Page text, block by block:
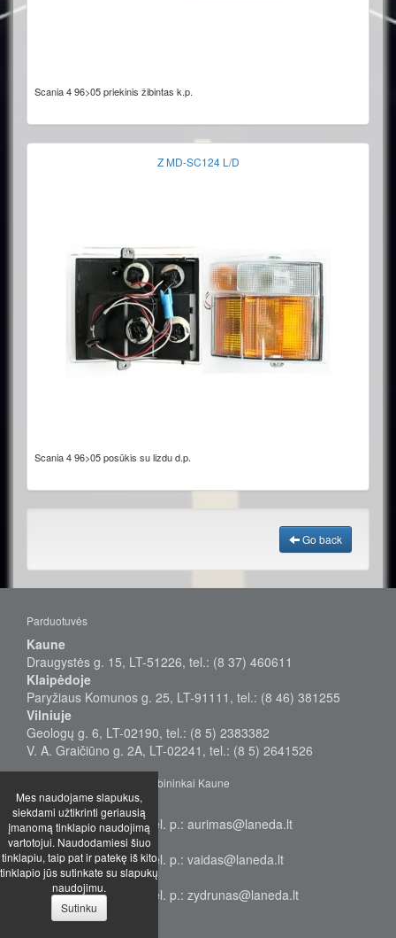
Scania 4 96>05 priekinis žibintas k.p.
Z MD-SC124 L/D
Scania 4 96>05 posūkis su lizdu d.p.
Go back
Parduotuvės
Kaune
Draugystės g. 15, LT-51226, tel.: (8 37) 460611
Klaipėdoje
Paryžiaus Komunos g. 25, LT-91111, tel.: (8 46) 381255
Vilniuje
Geologų g. 6, LT-02190, tel.: (8 5) 2383382
V. A. Graičiūno g. 2A, LT-02241, tel.: (8 5) 2641526
Didmeninės prekybos vadybininkai Kaune
Aurimas
Tel.: +370 655 38577, el. p.: aurimas@laneda.lt
Vaidas
Tel.: +370 655 68949, el. p.: vaidas@laneda.lt
Žydrūnas
Tel.: +370 699 17232, el. p.: zydrunas@laneda.lt
Mes naudojame slapukus,
siekdami užtikrinti geriausią
įmanomą tinklapio naudojimą
vartotojui. Naudodamiesi šiuo
tinklapiu, taip pat ir patekę iš kito
tinklapio jūs sutinkate su slapukų
naudojimu.
Sutinku